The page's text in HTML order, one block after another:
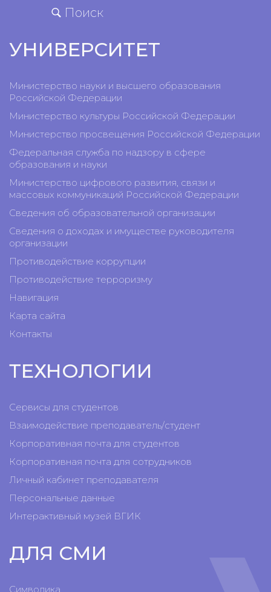
Поиск
УНИВЕРСИТЕТ
Министерство науки и высшего образования
Российской Федерации
Министерство культуры Российской Федерации
Министерство просвещения Российской Федерации
Федеральная служба по надзору в сфере
образования и науки
Министерство цифрового развития, связи и
массовых коммуникаций Российской Федерации
Сведения об образовательной организации
Сведения о доходах и имуществе руководителя
организации
Противодействие коррупции
Противодействие терроризму
Навигация
Карта сайта
Контакты
ТЕХНОЛОГИИ
Сервисы для студентов
Взаимодействие преподаватель/студент
Корпоративная почта для студентов
Корпоративная почта для сотрудников
Личный кабинет преподавателя
Персональные данные
Интерактивный музей ВГИК
ДЛЯ СМИ
Символика